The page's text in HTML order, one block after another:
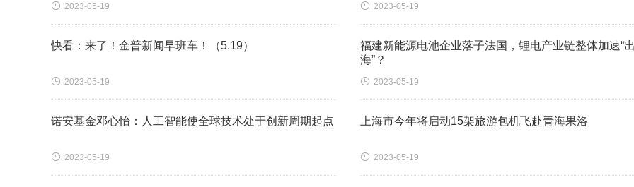
 2023-05-19  2023-05-19
快看：来了！金普新闻早班车！（5.19）
 2023-05-19
福建新能源电池企业落子法国，锂电产业链整体加速“
海”？
 2023-05-19
诺安基金邓心怡：人工智能使全球技术处于创新周期起点
 2023-05-19
上海市今年将启动15架旅游包机飞赴青海果洛
 2023-05-19